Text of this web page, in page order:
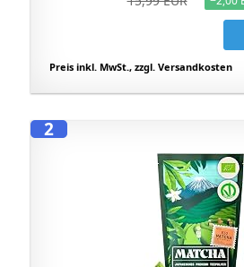
Preis inkl. MwSt., zzgl. Versandkosten
2